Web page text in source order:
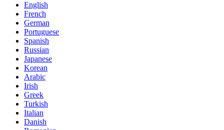
English
French
German
Portuguese
Spanish
Russian
Japanese
Korean
Arabic
Irish
Greek
Turkish
Italian
Danish